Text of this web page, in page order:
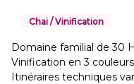
Chai / Vinification
Domaine familial de 30
Vinification en 3 couleurs
Itinéraires techniques